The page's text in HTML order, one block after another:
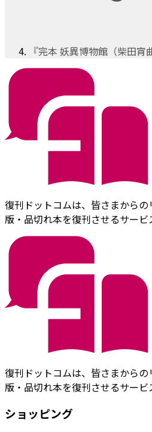
『完本 妖異博物館（柴田宵
復刊ドットコムは、皆さまから
版・品切れ本を復刊させるサービ
復刊ドットコムは、皆さまから
版・品切れ本を復刊させるサービ
ショッピング